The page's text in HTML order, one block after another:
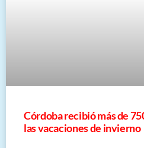
Córdoba recibió más de
las vacaciones de invierno